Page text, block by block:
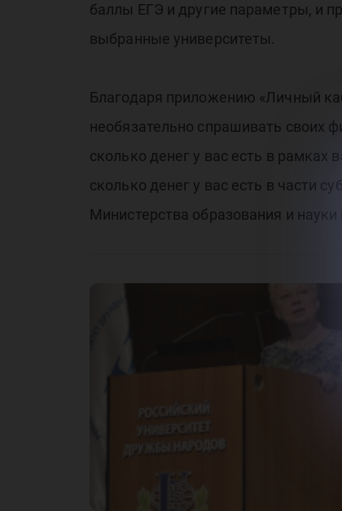
баллы ЕГЭ и другие параметры, и
выбранные университеты.
Благодаря приложению «Личный
необязательно спрашивать своих
сколько денег у вас есть в рамках
сколько денег у вас есть в части
Министерства образования и